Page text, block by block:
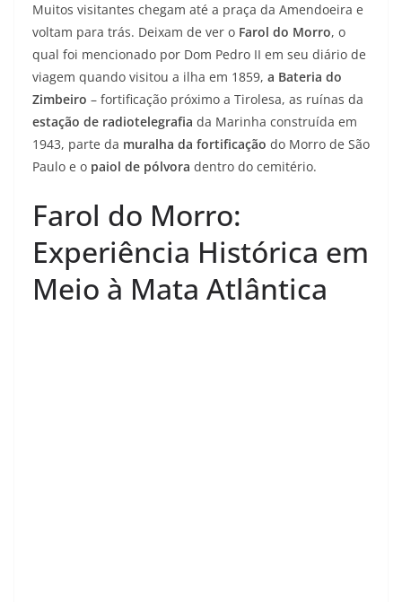
Muitos visitantes chegam até a praça da Amendoeira e
voltam para trás. Deixam de ver o Farol do Morro, o
qual foi mencionado por Dom Pedro II em seu diário de
viagem quando visitou a ilha em 1859, a Bateria do
Zimbeiro – fortificação próximo a Tirolesa, as ruínas da
estação de radiotelegrafia da Marinha construída em
1943, parte da muralha da fortificação do Morro de São
Paulo e o paiol de pólvora dentro do cemitério.
Farol do Morro:
Experiência Histórica em
Meio à Mata Atlântica